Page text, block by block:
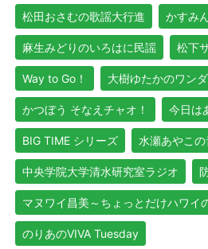
松田おさむの歌謡大行進 かすみ
麻生みどりのいろはに民謡 松下
Way to Go！ 大樹ゆたかのワン
かつぼう そなえチャオ！ 今日は
BIG TIME シリーズ 水瀬あやこ
中央学院大学清水研究室ラジオ
マヌワイ昌美～ちょっとだけハワイ
のりあのVIVA Tuesday